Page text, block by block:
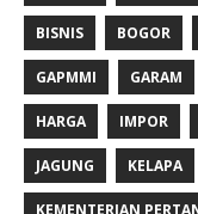
BISNIS BOGOR
GAPMMI GARAM
HARGA IMPOR
JAGUNG KELAPA
KEMENTERIAN